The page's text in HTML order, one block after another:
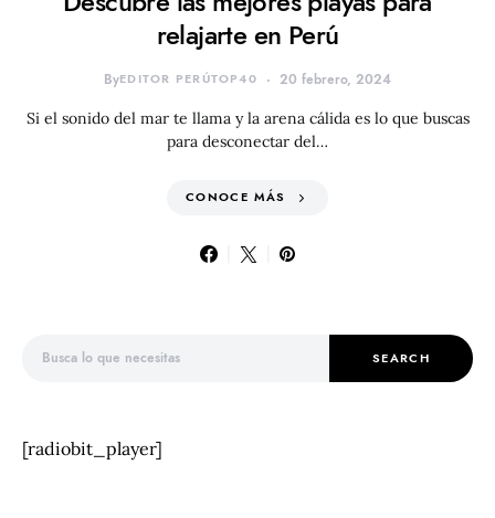
relajarte en Perú
ByEDITOR PERÚTOP40 20 febrero, 2024
Si el sonido del mar te llama y la arena cálida es lo que buscas
para desconectar del…
CONOCE MÁS
SEARCH
[radiobit_player]